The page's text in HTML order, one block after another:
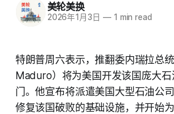
美轮美换
2026年1月3日 —1 min read
特朗普周六表示，推翻委内瑞拉总
Maduro）将为美国开发该国庞大石
门。他宣布将派遣美国大型石油公
修复该国破败的基础设施，并开始